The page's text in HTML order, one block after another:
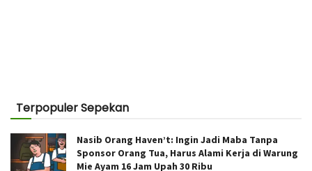
Terpopuler Sepekan
Nasib Orang Haven’t: Ingin Jadi Maba Tanpa
Sponsor Orang Tua, Harus Alami Kerja di Warung
Mie Ayam 16 Jam Upah 30 Ribu